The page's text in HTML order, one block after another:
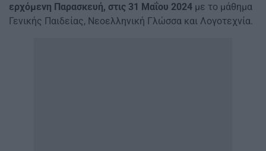
ερχόμενη Παρασκευή, στις 31 Μαΐου 2024 με το μάθημα
Γενικής Παιδείας, Νεοελληνική Γλώσσα και Λογοτεχνία.